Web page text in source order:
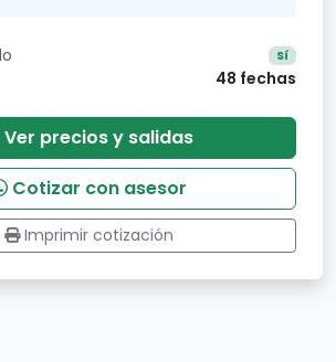
Sí
48 fechas
Ver precios y salidas
Cotizar con asesor
Imprimir cotización